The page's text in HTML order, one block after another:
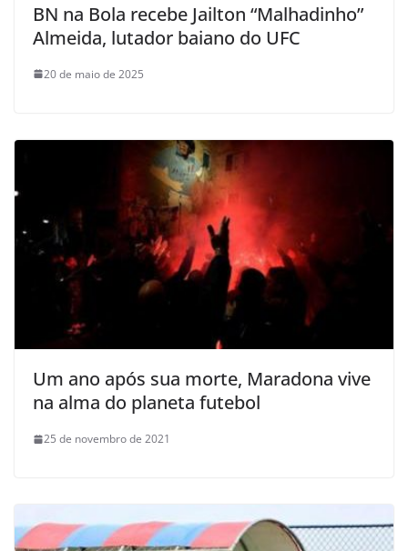
BN na Bola recebe Jailton “Malhadinho”
Almeida, lutador baiano do UFC
20 de maio de 2025
Um ano após sua morte, Maradona vive
na alma do planeta futebol
25 de novembro de 2021